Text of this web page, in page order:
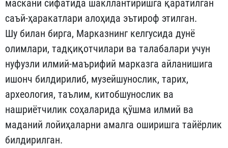
маскани сифатида шакллантиришга қаратилган
саъй-ҳаракатлари алоҳида эътироф этилган.
Шу билан бирга, Марказнинг келгусида дунё
олимлари, тадқиқотчилари ва талабалари учун
нуфузли илмий-маърифий марказга айланишига
ишонч билдирилиб, музейшунослик, тарих,
археология, таълим, китобшунослик ва
нашриётчилик соҳаларида қўшма илмий ва
маданий лойиҳаларни амалга оширишга тайёрлик
билдирилган.